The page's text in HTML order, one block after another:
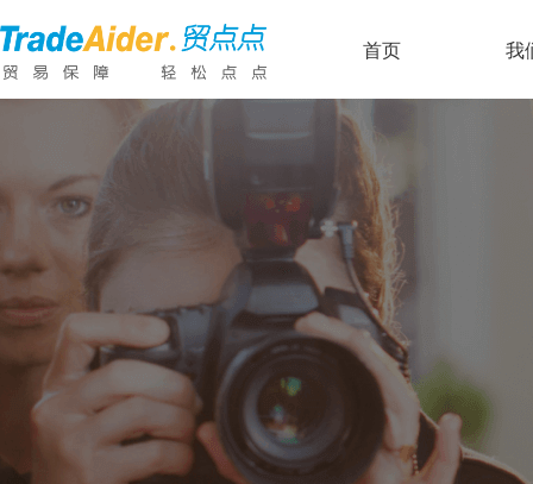
首页 我
首页 我
ꄘ 浏览量： 114